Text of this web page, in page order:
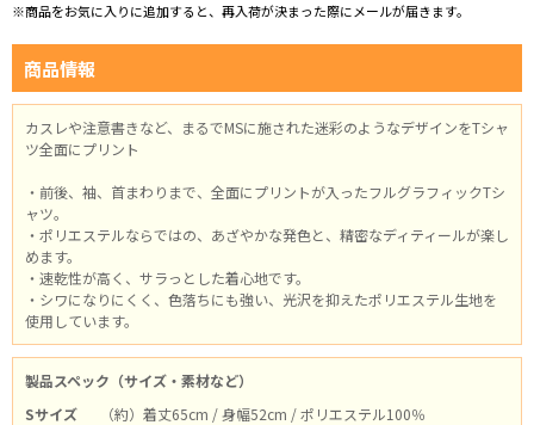
※商品をお気に入りに追加すると、再入荷が決まった際にメールが届きます。
商品情報
カスレや注意書きなど、まるでMSに施された迷彩のようなデザインをTシャ
ツ全面にプリント
・前後、袖、首まわりまで、全面にプリントが入ったフルグラフィックTシ
ャツ。
・ポリエステルならではの、あざやかな発色と、精密なディティールが楽し
めます。
・速乾性が高く、サラっとした着心地です。
・シワになりにくく、色落ちにも強い、光沢を抑えたポリエステル生地を
使用しています。
製品スペック（サイズ・素材など）
Sサイズ
（約）着丈65cm / 身幅52cm / ポリエステル100％